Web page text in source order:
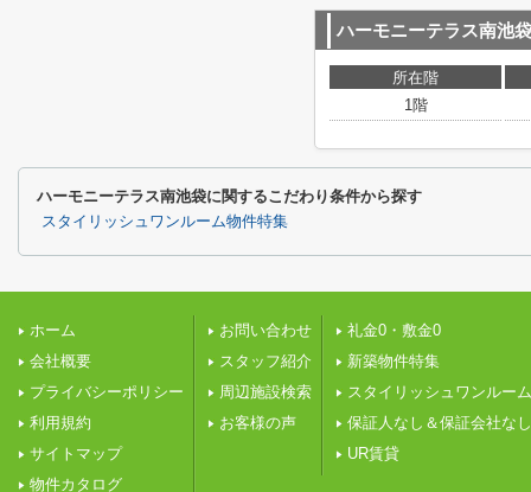
ハーモニーテラス南池袋
所在階
1階
ハーモニーテラス南池袋に関するこだわり条件から探す
スタイリッシュワンルーム物件特集
ホーム
会社概要
プライバシーポリシー
利用規約
サイトマップ
物件カタログ
お問い合わせ
スタッフ紹介
周辺施設検索
お客様の声
礼金0・敷金0
新築物件特集
スタイリッシュワンルーム
保証人なし＆保証会社なし
UR賃貸